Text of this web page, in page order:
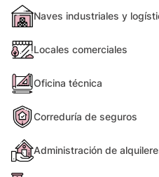
Naves industriales y
Locales comerciales
Oficina técnica
Correduría de seguros
Administración de